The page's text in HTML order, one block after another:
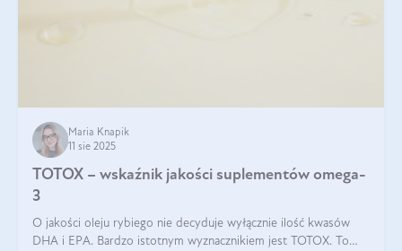
Maria Knapik
11 sie 2025
TOTOX – wskaźnik jakości suplementów omega-
3
O jakości oleju rybiego nie decyduje wyłącznie ilość kwasów
DHA i EPA. Bardzo istotnym wyznacznikiem jest TOTOX. To